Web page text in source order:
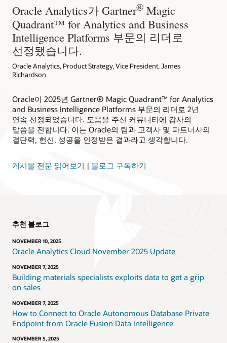
Oracle Analytics가 Gartner® Magic
Quadrant™ for Analytics and Business
Intelligence Platforms 부문의 리더로
선정됐습니다.
Oracle Analytics, Product Strategy, Vice President, James
Richardson
Oracle이 2025년 Gartner® Magic Quadrant™ for Analytics
and Business Intelligence Platforms 부문의 리더로 2년
연속 선정되었습니다. 도움을 주신 커뮤니티에 감사의
말씀을 전합니다. 이는 Oracle의 팀과 고객사 및 파트너사의
결단력, 헌신, 성공을 인정받은 결과라고 생각합니다.
게시물 전문 읽어보기 | 블로그 구독하기
추천 블로그
NOVEMBER 10, 2025
Oracle Analytics Cloud November 2025 Update
NOVEMBER 7, 2025
Building materials specialists exploits data to get a grip
on sales
NOVEMBER 7, 2025
How to Connect to Oracle Autonomous Database Private
Endpoint from Oracle Fusion Data Intelligence
NOVEMBER 5, 2025